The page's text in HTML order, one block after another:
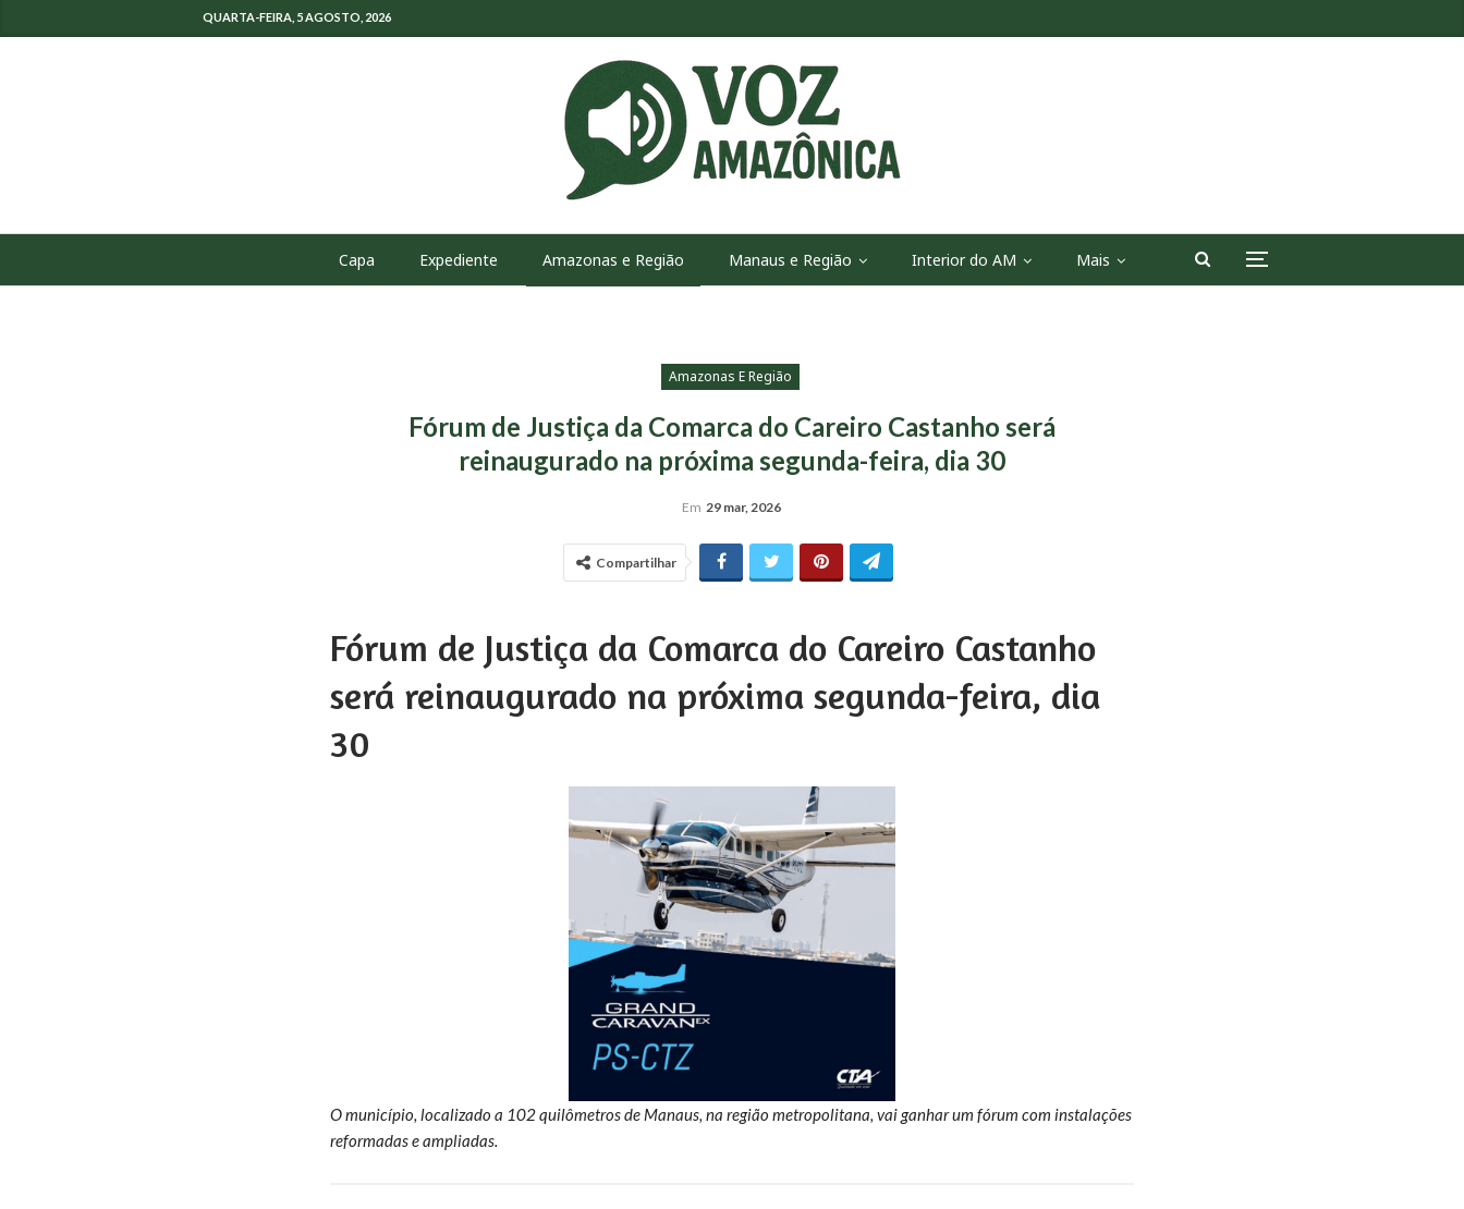
QUARTA-FEIRA, 5 AGOSTO, 2026
Capa Expediente Amazonas e Região Manaus e Região Interior do AM Mais
Amazonas E Região
Fórum de Justiça da Comarca do Careiro Castanho será
reinaugurado na próxima segunda-feira, dia 30
Em 29 mar, 2026
Compartilhar
Fórum de Justiça da Comarca do Careiro Castanho
será reinaugurado na próxima segunda-feira, dia
30
O município, localizado a 102 quilômetros de Manaus, na região metropolitana, vai ganhar um fórum com instalações
reformadas e ampliadas.